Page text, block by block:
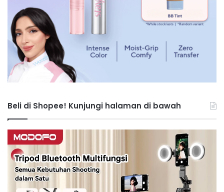
Beli di Shopee! Kunjungi halaman di bawah